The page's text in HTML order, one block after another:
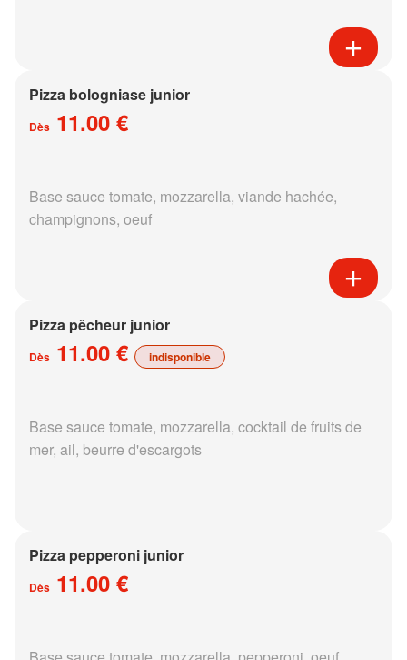
Pizza bologniase junior
Dès 11.00 €
Base sauce tomate, mozzarella, viande hachée,
champignons, oeuf
Pizza pêcheur junior
Dès 11.00 € indisponible
Base sauce tomate, mozzarella, cocktail de fruits de
mer, ail, beurre d'escargots
Pizza pepperoni junior
Dès 11.00 €